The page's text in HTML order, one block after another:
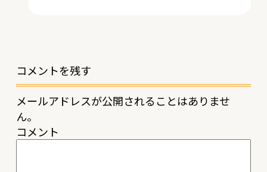
コメントを残す
メールアドレスが公開されることはありませ
ん。
コメント